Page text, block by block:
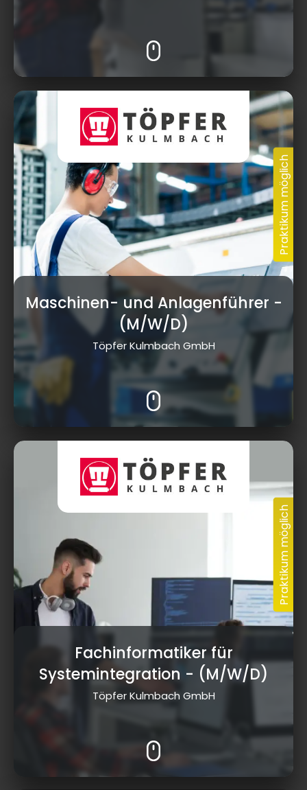
Maschinen- und Anlagenführer -
(M/W/D)
Töpfer Kulmbach GmbH
Fachinformatiker für
Systemintegration - (M/W/D)
Töpfer Kulmbach GmbH